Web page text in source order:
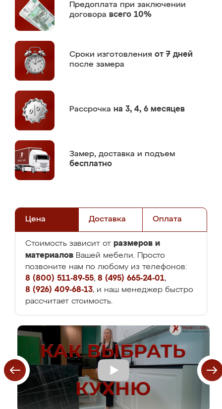
Предоплата при заключении
договора всего 10%
Сроки изготовления от 7 дней
после замера
Рассрочка на 3, 4, 6 месяцев
Замер, доставка и подъем
бесплатно
Цена Доставка Оплата
Стоимость зависит от размеров и
материалов Вашей мебели. Просто
позвоните нам по любому из телефонов:
8 (800) 511-89-55, 8 (495) 665-24-01,
8 (926) 409-68-13, и наш менеджер быстро
рассчитает стоимость.